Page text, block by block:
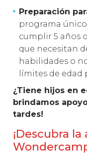
Preparación
programa
cumplir 5 años
que necesitan
habilidades o
límites de
¿Tiene hijos en
brindamos
tardes!
¡Descubra